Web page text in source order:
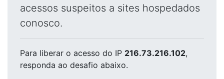
acessos suspeitos a sites hospedados
conosco.
Para liberar o acesso do IP 216.73.216.102,
responda ao desafio abaixo.